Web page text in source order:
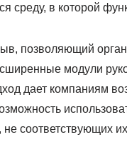
среду, в которой
позволяющий
модули
дает компаниям
не соответствующих